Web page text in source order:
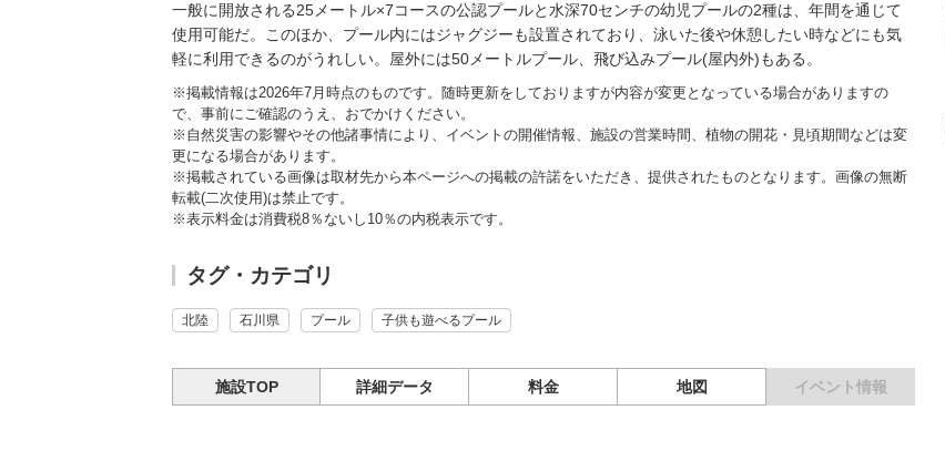
一般に開放される25メートル×7コースの公認プールと水深70センチの幼児プールの2種は、年間を通じて
使用可能だ。このほか、プール内にはジャグジーも設置されており、泳いた後や休憩したい時などにも気
軽に利用できるのがうれしい。屋外には50メートルプール、飛び込みプール(屋内外)もある。
※掲載情報は2026年7月時点のものです。随時更新をしておりますが内容が変更となっている場合がありますの
で、事前にご確認のうえ、おでかけください。
※自然災害の影響やその他諸事情により、イベントの開催情報、施設の営業時間、植物の開花・見頃期間などは変
更になる場合があります。
※掲載されている画像は取材先から本ページへの掲載の許諾をいただき、提供されたものとなります。画像の無断
転載(二次使用)は禁止です。
※表示料金は消費税8％ないし10％の内税表示です。
タグ・カテゴリ
北陸 石川県 プール 子供も遊べるプール
施設TOP 詳細データ 料金 地図 イベント情報